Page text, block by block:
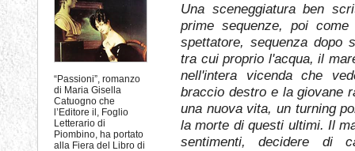
“Passioni”, romanzo
di Maria Gisella
Catuogno che
l’Editore il, Foglio
Letterario di
Piombino, ha portato
alla Fiera del Libro di
Una sceneggiatura ben
prime sequenze, poi
spettatore, sequenza dopo
tra cui proprio l'acqua, il
nell'intera vicenda che
braccio destro e la giovane
una nuova vita, un turning
la morte di questi ultimi. Il
sentimenti, decidere di